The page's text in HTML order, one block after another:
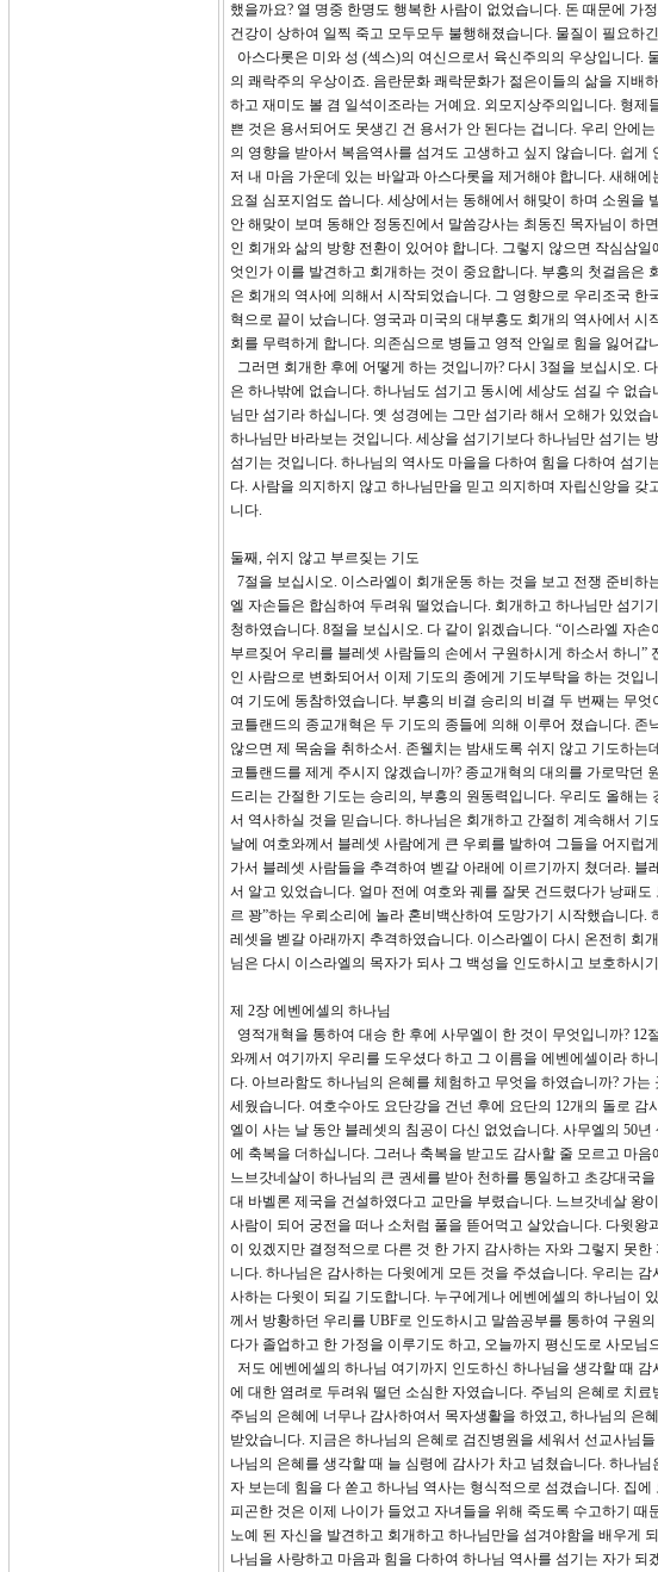
했을까요? 열 명중 한명도 행복한 사람이 없었습니다. 돈 때문에 가
건강이 상하여 일찍 죽고 모두모두 불행해졌습니다. 물질이 필요하
아스다롯은 미와 성 (섹스)의 여신으로서 육신주의의 우상입니다.
의 쾌락주의 우상이죠. 음란문화 쾌락문화가 젊은이들의 삶을 지배
하고 재미도 볼 겸 일석이조라는 거예요. 외모지상주의입니다. 형
쁜 것은 용서되어도 못생긴 건 용서가 안 된다는 겁니다. 우리 안에
의 영향을 받아서 복음역사를 섬겨도 고생하고 싶지 않습니다. 쉽
저 내 마음 가운데 있는 바알과 아스다롯을 제거해야 합니다. 새해
요절 심포지엄도 씁니다. 세상에서는 동해에서 해맞이 하며 소원을
안 해맞이 보며 동해안 정동진에서 말씀강사는 최동진 목자님이 하
인 회개와 삶의 방향 전환이 있어야 합니다. 그렇지 않으면 작심삼
엇인가 이를 발견하고 회개하는 것이 중요합니다. 부흥의 첫걸음은
은 회개의 역사에 의해서 시작되었습니다. 그 영향으로 우리조국
혁으로 끝이 났습니다. 영국과 미국의 대부흥도 회개의 역사에서
회를 무력하게 합니다. 의존심으로 병들고 영적 안일로 힘을 잃어갑
그러면 회개한 후에 어떻게 하는 것입니까? 다시 3절을 보십시오.
은 하나밖에 없습니다. 하나님도 섬기고 동시에 세상도 섬길 수 없
님만 섬기라 하십니다. 옛 성경에는 그만 섬기라 해서 오해가 있었
하나님만 바라보는 것입니다. 세상을 섬기기보다 하나님만 섬기는
섬기는 것입니다. 하나님의 역사도 마을을 다하여 힘을 다하여 섬
다. 사람을 의지하지 않고 하나님만을 믿고 의지하며 자립신앙을
니다.
둘째, 쉬지 않고 부르짖는 기도
7절을 보십시오. 이스라엘이 회개운동 하는 것을 보고 전쟁 준비
엘 자손들은 합심하여 두려워 떨었습니다. 회개하고 하나님만 섬기
청하였습니다. 8절을 보십시오. 다 같이 읽겠습니다. “이스라엘 자
부르짖어 우리를 블레셋 사람들의 손에서 구원하시게 하소서 하니
인 사람으로 변화되어서 이제 기도의 종에게 기도부탁을 하는 것입
여 기도에 동참하였습니다. 부흥의 비결 승리의 비결 두 번째는 무
코틀랜드의 종교개혁은 두 기도의 종들에 의해 이루어 졌습니다.
않으면 제 목숨을 취하소서. 존웰치는 밤새도록 쉬지 않고 기도하
코틀랜드를 제게 주시지 않겠습니까? 종교개혁의 대의를 가로막던
드리는 간절한 기도는 승리의, 부흥의 원동력입니다. 우리도 올해
서 역사하실 것을 믿습니다. 하나님은 회개하고 간절히 계속해서 기
날에 여호와께서 블레셋 사람에게 큰 우뢰를 발하여 그들을 어지럽
가서 블레셋 사람들을 추격하여 벧갈 아래에 이르기까지 쳤더라.
서 알고 있었습니다. 얼마 전에 여호와 궤를 잘못 건드렸다가 낭패
르 꽝”하는 우뢰소리에 놀라 혼비백산하여 도망가기 시작했습니다
레셋을 벧갈 아래까지 추격하였습니다. 이스라엘이 다시 온전히 회
님은 다시 이스라엘의 목자가 되사 그 백성을 인도하시고 보호하시
제 2장 에벤에셀의 하나님
영적개혁을 통하여 대승 한 후에 사무엘이 한 것이 무엇입니까?
와께서 여기까지 우리를 도우셨다 하고 그 이름을 에벤에셀이라 하
다. 아브라함도 하나님의 은혜를 체험하고 무엇을 하였습니까? 가
세웠습니다. 여호수아도 요단강을 건넌 후에 요단의 12개의 돌로
엘이 사는 날 동안 블레셋의 침공이 다신 없었습니다. 사무엘의 50
에 축복을 더하십니다. 그러나 축복을 받고도 감사할 줄 모르고 마
느브갓네살이 하나님의 큰 권세를 받아 천하를 통일하고 초강대국
대 바벨론 제국을 건설하였다고 교만을 부렸습니다. 느브갓네살 왕
사람이 되어 궁전을 떠나 소처럼 풀을 뜯어먹고 살았습니다. 다윗왕
이 있겠지만 결정적으로 다른 것 한 가지 감사하는 자와 그렇지 못
니다. 하나님은 감사하는 다윗에게 모든 것을 주셨습니다. 우리는
사하는 다윗이 되길 기도합니다. 누구에게나 에벤에셀의 하나님이
께서 방황하던 우리를 UBF로 인도하시고 말씀공부를 통하여 구원
다가 졸업하고 한 가정을 이루기도 하고, 오늘까지 평신도로 사모
저도 에벤에셀의 하나님 여기까지 인도하신 하나님을 생각할 때
에 대한 염려로 두려워 떨던 소심한 자였습니다. 주님의 은혜로 치
주님의 은혜에 너무나 감사하여서 목자생활을 하였고, 하나님의 은
받았습니다. 지금은 하나님의 은혜로 검진병원을 세워서 선교사님
나님의 은혜를 생각할 때 늘 심령에 감사가 차고 넘쳤습니다. 하나
자 보는데 힘을 다 쏟고 하나님 역사는 형식적으로 섬겼습니다. 집
피곤한 것은 이제 나이가 들었고 자녀들을 위해 죽도록 수고하기
노예 된 자신을 발견하고 회개하고 하나님만을 섬겨야함을 배우게
나님을 사랑하고 마음과 힘을 다하여 하나님 역사를 섬기는 자가